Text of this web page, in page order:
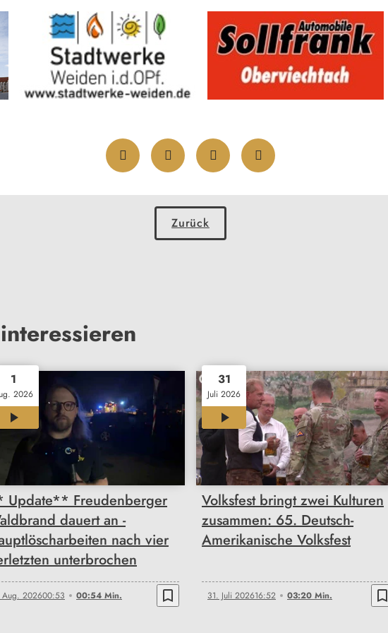
Zurück
1
2026
Update** Freudenberger
dauert an -
nach vier
unterbrochen
Aug. 202600:53 00:54 Min. bookmark_border
31
Juli 2026
03:20
Volksfest bringt zwei Kulturen
zusammen: 65. Deutsch-
Amerikanische Volksfest
31. Juli 202616:52 03:20 Min. bookmark_border